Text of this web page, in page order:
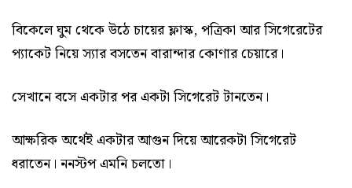
বিকেলে ঘুম থেকে উঠে চায়ের ফ্লাস্ক, পত্রিকা আর সিগেরেটের
প্যাকেট নিয়ে স্যার বসতেন বারান্দার কোণার চেয়ারে।
সেখানে বসে একটার পর একটা সিগেরেট টানতেন।
আক্ষরিক অর্থেই একটার আগুন দিয়ে আরেকটা সিগেরেট
ধরাতেন। ননস্টপ এমনি চলতো।